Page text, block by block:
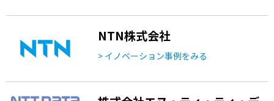
NTN株式会社
> イノベーション事例をみる